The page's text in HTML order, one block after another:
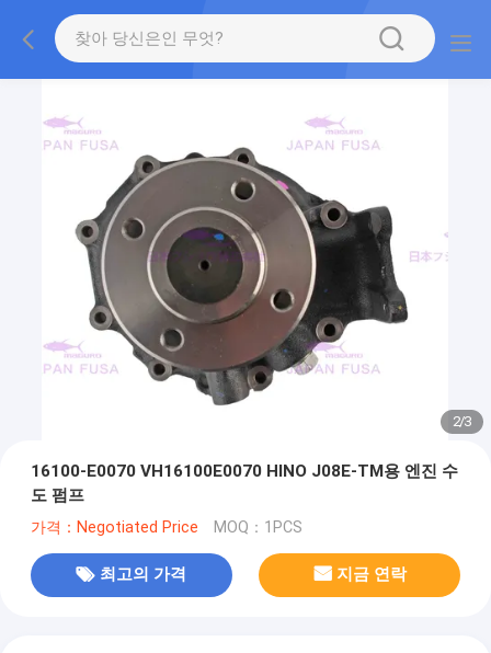
2/3
16100-E0070 VH16100E0070 HINO J08E-TM용 엔진 수
도 펌프
가격：Negotiated Price MOQ：1PCS
최고의 가격 지금 연락